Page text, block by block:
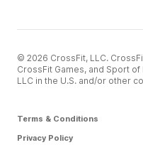
© 2026 CrossFit, LLC.
CrossFit Games, and Sport
LLC in the U.S. and/or other
Terms & Conditions
Privacy Policy